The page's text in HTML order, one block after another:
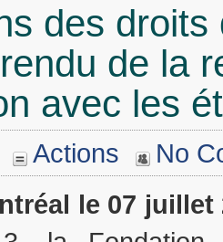
des droits
de la
avec les
Actions
No
le 07 juillet